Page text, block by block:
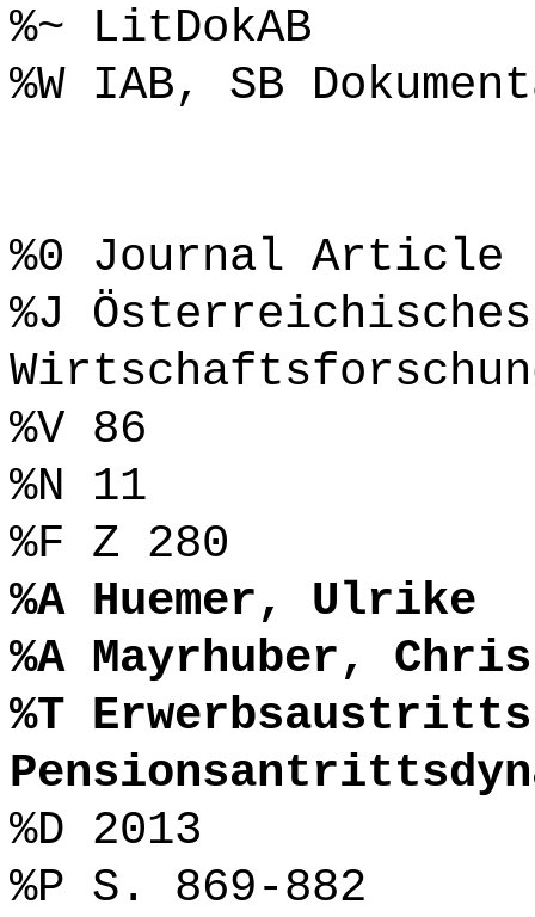
%~ LitDokAB
%W IAB, SB
%0 Journal Article
%J
%V 86
%N 11
%F Z 280
%A Huemer, Ulrike
%A Mayrhuber,
%T
%D 2013
%P S. 869-882